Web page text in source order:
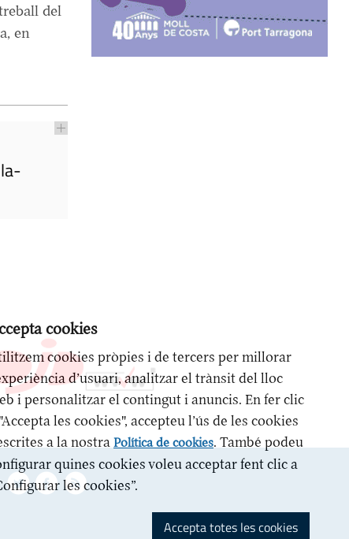
del
en
cookies
cookies pròpies i de tercers per millorar
d’usuari, analitzar el trànsit del lloc
i personalitzar el contingut i anuncis. En fer clic
les cookies", accepteu l’ús de les cookies
a la nostraPolítica de cookies. També podeu
quines cookies voleu acceptar fent clic a
les cookies”.
Accepta totes les cookies